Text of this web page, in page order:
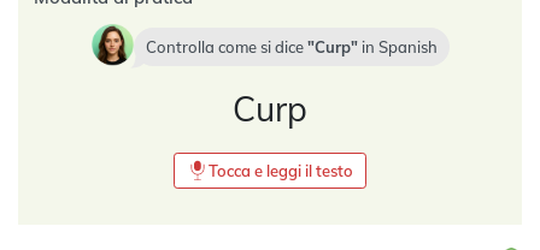
Controlla come si dice Curp in Spanish
Curp
Tocca e leggi il testo